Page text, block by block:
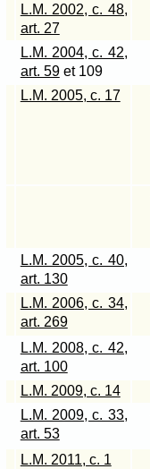
L.M. 2002, c. 48,
art. 27
L.M. 2004, c. 42,
art. 59et 109
L.M. 2005, c. 17
L.M. 2005, c. 40,
art. 130
L.M. 2006, c. 34,
art. 269
L.M. 2008, c. 42,
art. 100
L.M. 2009, c. 14
L.M. 2009, c. 33,
art. 53
L.M. 2011, c. 1